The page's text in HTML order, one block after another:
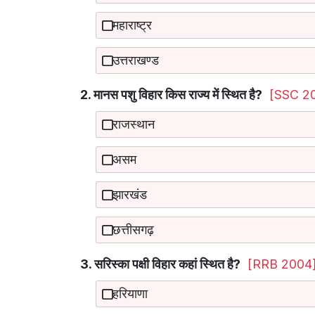
महाराष्ट्र
उत्तराखण्ड
2. मानस पशु विहार किस राज्य में स्थित है?
[SSC
राजस्थान
असम
झारखंड
छत्तीसगढ़
3. सरिस्का पक्षी विहार कहां स्थित है?
[RRB 2004]
हरियाणा